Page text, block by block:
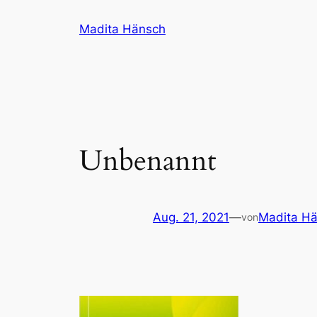
Madita Hänsch
Unbenannt
Aug. 21, 2021—vonMadita